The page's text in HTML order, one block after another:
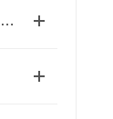
乳化机哪家耐磨且转速高、粒径小、间隙小、精度高、线速度高、剪切力强：江苏思峻全流程解决方案测评